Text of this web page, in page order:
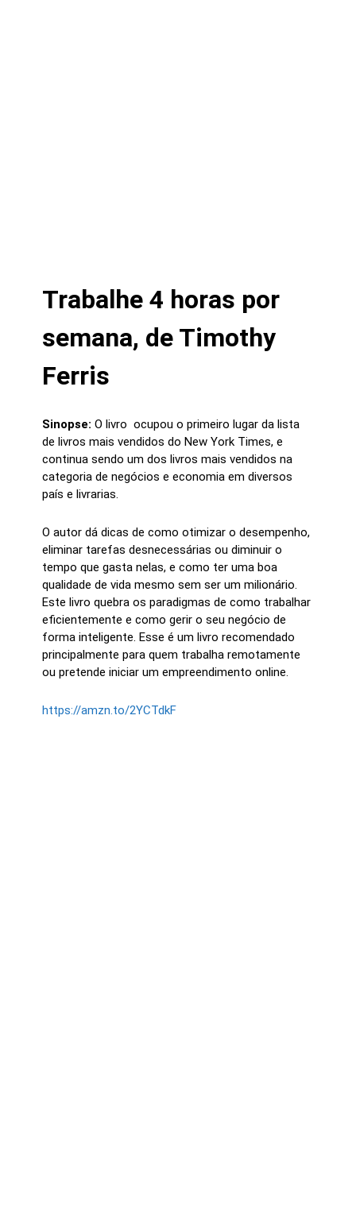
Trabalhe 4 horas por
semana, de Timothy
Ferris
Sinopse: O livro ocupou o primeiro lugar da lista
de livros mais vendidos do New York Times, e
continua sendo um dos livros mais vendidos na
categoria de negócios e economia em diversos
país e livrarias.
O autor dá dicas de como otimizar o desempenho,
eliminar tarefas desnecessárias ou diminuir o
tempo que gasta nelas, e como ter uma boa
qualidade de vida mesmo sem ser um milionário.
Este livro quebra os paradigmas de como trabalhar
eficientemente e como gerir o seu negócio de
forma inteligente. Esse é um livro recomendado
principalmente para quem trabalha remotamente
ou pretende iniciar um empreendimento online.
https://amzn.to/2YCTdkF